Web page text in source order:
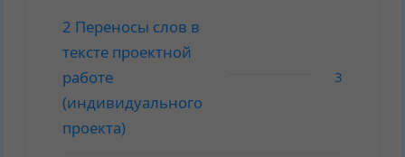
2 Переносы слов в
тексте проектной
работе
(индивидуального
проекта)
3